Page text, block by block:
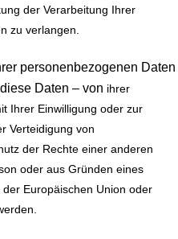
der Verarbeitung Ihrer
zu verlangen.
personenbezogenen Daten
Daten – von ihrer
Ihrer Einwilligung oder zur
Verteidigung von
der Rechte einer anderen
oder aus Gründen eines
Europäischen Union oder